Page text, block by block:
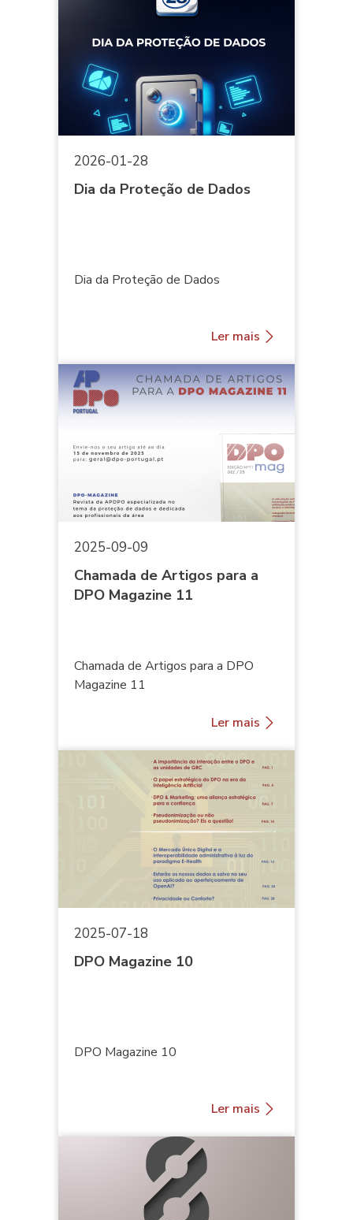
2026-01-28
Dia da Proteção de Dados
Dia da Proteção de Dados
Ler mais
2025-09-09
Chamada de Artigos para a
DPO Magazine 11
Chamada de Artigos para a DPO
Magazine 11
Ler mais
2025-07-18
DPO Magazine 10
DPO Magazine 10
Ler mais